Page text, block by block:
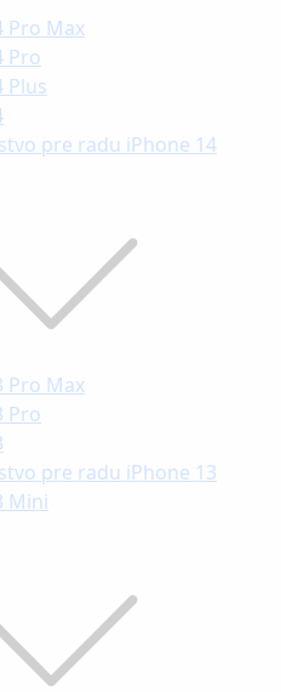
Pro Max
Pro
Plus
pre radu iPhone 14
Pro Max
Pro
pre radu iPhone 13
Mini